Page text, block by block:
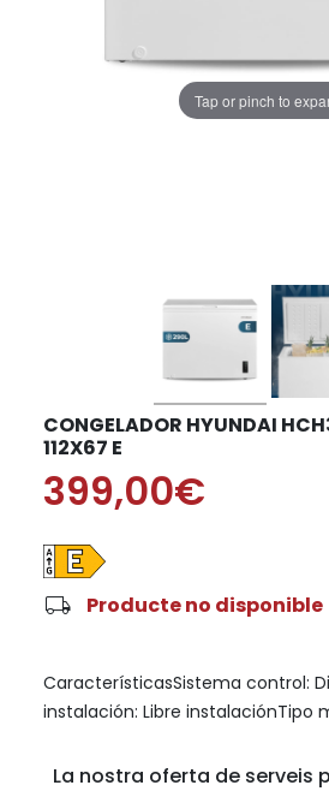
Tap or pinch to
CONGELADOR HYUNDAI
112X67 E
399,00€
local_shipping Producte no disponible
CaracterísticasSistema control:
instalación: Libre instalaciónTipo
La nostra oferta de serveis